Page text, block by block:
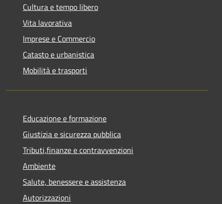
Cultura e tempo libero
Vita lavorativa
Imprese e Commercio
Catasto e urbanistica
Mobilità e trasporti
Educazione e formazione
Giustizia e sicurezza pubblica
Tributi,finanze e contravvenzioni
Ambiente
Salute, benessere e assistenza
Autorizzazioni